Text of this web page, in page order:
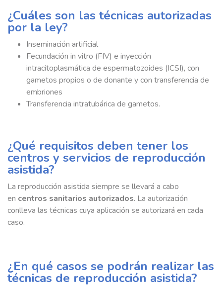
¿Cuáles son las técnicas autorizadas
por la ley?
Inseminación artificial
Fecundación in vitro (FIV) e inyección
intracitoplasmática de espermatozoides (ICSI), con
gametos propios o de donante y con transferencia de
embriones
Transferencia intratubárica de gametos.
¿Qué requisitos deben tener los
centros y servicios de reproducción
asistida?
La reproducción asistida siempre se llevará a cabo
en centros sanitarios autorizados. La autorización
conlleva las técnicas cuya aplicación se autorizará en cada
caso.
¿En qué casos se podrán realizar las
técnicas de reproducción asistida?